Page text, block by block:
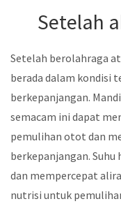
Setelah
Setelah berolahraga
berada dalam kondisi
berkepanjangan.
semacam ini dapat
pemulihan otot dan
berkepanjangan.
dan mempercepat
nutrisi untuk